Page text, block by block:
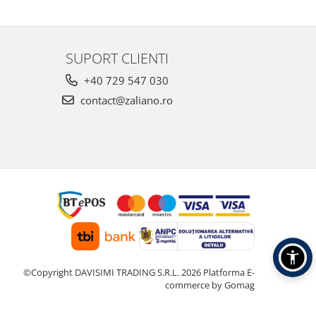
SUPORT CLIENTI
+40 729 547 030
contact@zaliano.ro
©Copyright DAVISIMI TRADING S.R.L. 2026 Platforma E-
commerce by Gomag